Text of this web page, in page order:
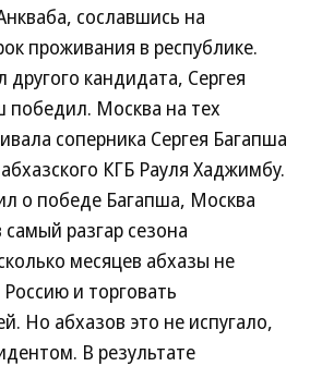
сославшись на
проживания в республике.
кандидата, Сергея
победил. Москва на тех
соперника Сергея Багапша
КГБ Рауля Хаджимбу.
о победе Багапша, Москва
разгар сезона
месяцев абхазы не
и торговать
Но абхазов это не испугало,
В результате